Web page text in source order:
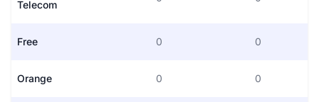
Telecom
Free 0 0
Orange 0 0